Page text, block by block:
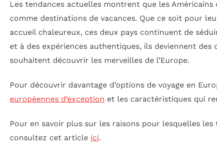
Les tendances actuelles montrent que les Américains
comme destinations de vacances. Que ce soit pour
accueil chaleureux, ces deux pays continuent de
et à des expériences authentiques, ils deviennent
souhaitent découvrir les merveilles de l’Europe.
Pour découvrir davantage d’options de voyage en
européennes d’exception et les caractéristiques qui
Pour en savoir plus sur les raisons pour lesquelles
consultez cet article ici.